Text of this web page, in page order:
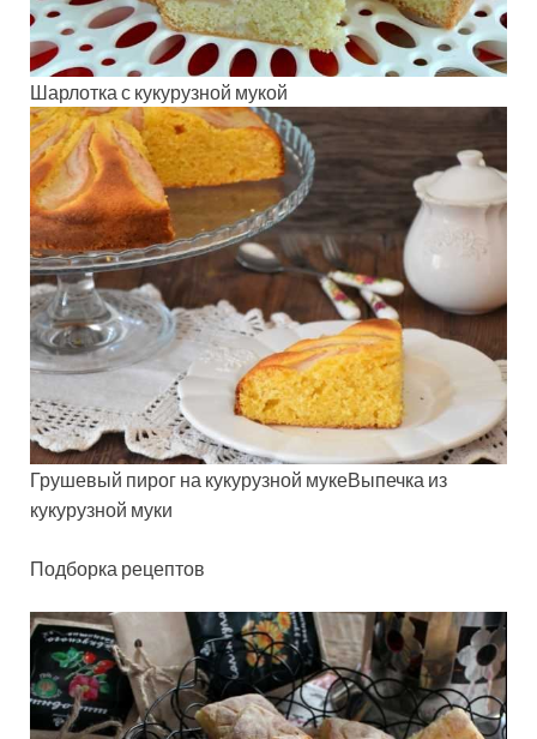
Шарлотка с кукурузной мукой
Грушевый пирог на кукурузной мукеВыпечка из
кукурузной муки
Подборка рецептов